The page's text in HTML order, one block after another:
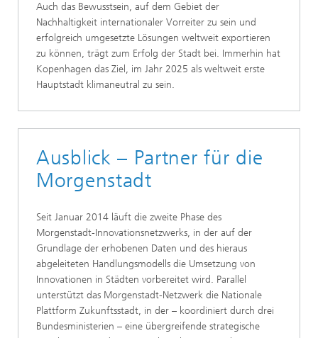
Auch das Bewusstsein, auf dem Gebiet der
Nachhaltigkeit internationaler Vorreiter zu sein und
erfolgreich umgesetzte Lösungen weltweit exportieren
zu können, trägt zum Erfolg der Stadt bei. Immerhin hat
Kopenhagen das Ziel, im Jahr 2025 als weltweit erste
Hauptstadt klimaneutral zu sein.
Ausblick – Partner für die
Morgenstadt
Seit Januar 2014 läuft die zweite Phase des
Morgenstadt-Innovationsnetzwerks, in der auf der
Grundlage der erhobenen Daten und des hieraus
abgeleiteten Handlungsmodells die Umsetzung von
Innovationen in Städten vorbereitet wird. Parallel
unterstützt das Morgenstadt-Netzwerk die Nationale
Plattform Zukunftsstadt, in der – koordiniert durch drei
Bundesministerien – eine übergreifende strategische